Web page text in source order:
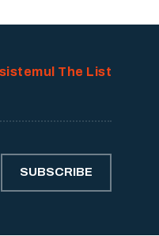
The List
SUBSCRIBE